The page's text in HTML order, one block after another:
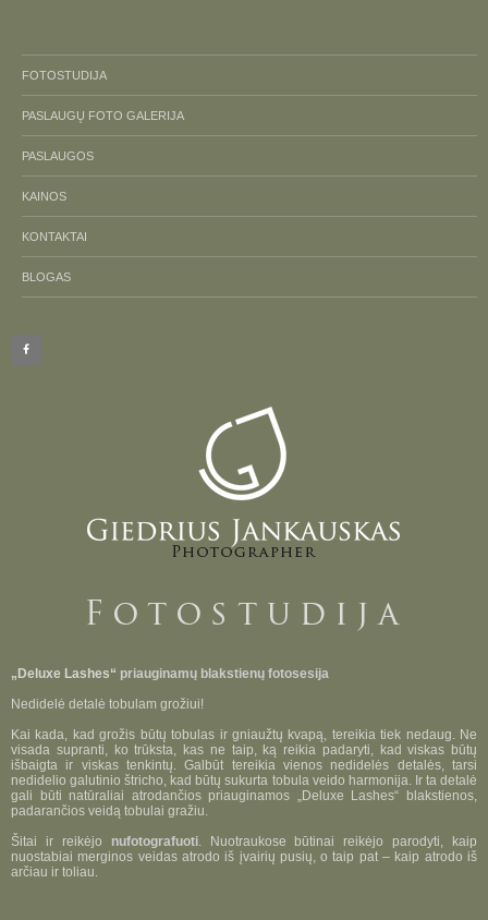
FOTOSTUDIJA
PASLAUGŲ FOTO GALERIJA
PASLAUGOS
KAINOS
KONTAKTAI
BLOGAS
„Deluxe Lashes“ priauginamų blakstienų fotosesija
Nedidelė detalė tobulam grožiui!
Kai kada, kad grožis būtų tobulas ir gniaužtų kvapą, tereikia tiek nedaug. Ne
visada supranti, ko trūksta, kas ne taip, ką reikia padaryti, kad viskas būtų
išbaigta ir viskas tenkintų. Galbūt tereikia vienos nedidelės detalės, tarsi
nedidelio galutinio štricho, kad būtų sukurta tobula veido harmonija. Ir ta detalė
gali būti natūraliai atrodančios priauginamos „Deluxe Lashes“ blakstienos,
padarančios veidą tobulai gražiu.
Šitai ir reikėjo nufotografuoti. Nuotraukose būtinai reikėjo parodyti, kaip
nuostabiai merginos veidas atrodo iš įvairių pusių, o taip pat ‒ kaip atrodo iš
arčiau ir toliau.